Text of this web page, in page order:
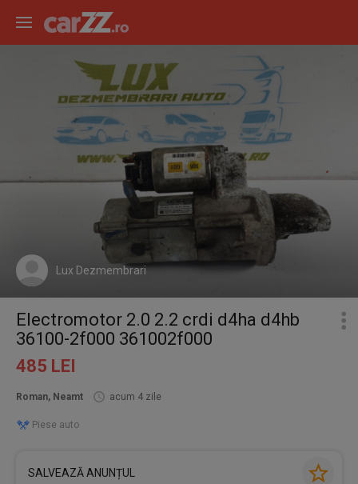
Lux Dezmembrari
Electromotor 2.0 2.2 crdi d4ha d4hb
36100-2f000 361002f000
485 LEI
Roman, Neamt acum 4 zile
Piese auto
SALVEAZĂ ANUNȚUL